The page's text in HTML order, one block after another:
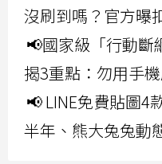
沒刷到嗎？官方曝
📢國家級「行動斷
揭3重點：勿用手
📢 LINE免費貼圖4
半年、熊大兔兔動